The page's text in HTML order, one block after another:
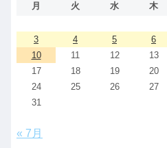
月 火 水 木
3
4 5 6
10
11 12 13
17
18 19 20
24
25 26 27
31
« 7月